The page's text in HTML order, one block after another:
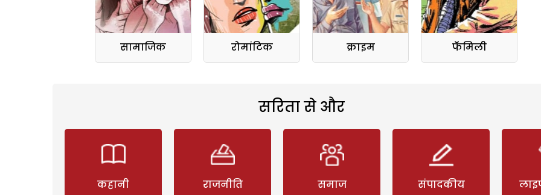
सामाजिक रोमांटिक क्राइम फॅमिली
सरिता से और
कहानी राजनीति समाज संपादकीय